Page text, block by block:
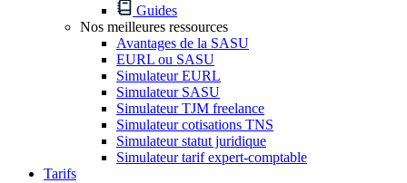
Guides
Nos meilleures ressources
Avantages de la SASU
EURL ou SASU
Simulateur EURL
Simulateur SASU
Simulateur TJM freelance
Simulateur cotisations TNS
Simulateur statut juridique
Simulateur tarif expert-comptable
Tarifs